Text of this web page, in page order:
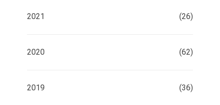
2021 (26)
2020 (62)
2019 (36)